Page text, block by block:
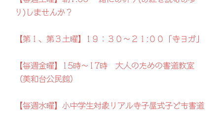
り)しませんか？
【第１、第３土曜】1９：３０～２１:００「寺ヨガ」
【毎週金曜】15時～17時 大人のための書道教室
（美和台公民館）
【毎週水曜】小中学生対象リアル寺子屋式子ども書道